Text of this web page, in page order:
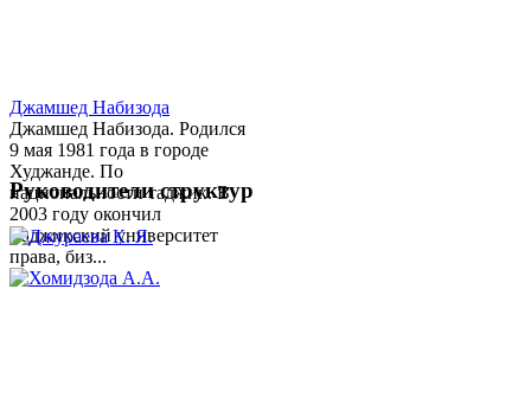
Джамшед Набизода
Джамшед Набизода. Родился
9 мая 1981 года в городе
Худжанде. По
национальности таджик. В
2003 году окончил
Таджикский университет
права, биз...
Руководители структур